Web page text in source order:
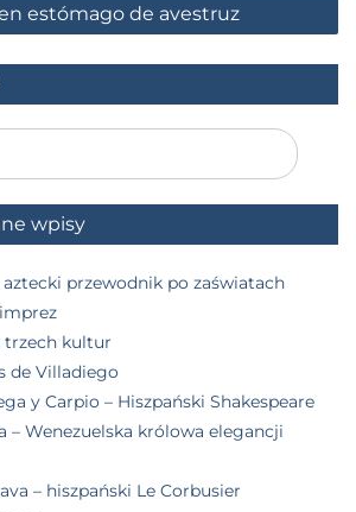
estómago de avestruz
wpisy
przewodnik po zaświatach
trzech kultur
de Villadiego
y Carpio – Hiszpański Shakespeare
– Wenezuelska królowa elegancji
– hiszpański Le Corbusier